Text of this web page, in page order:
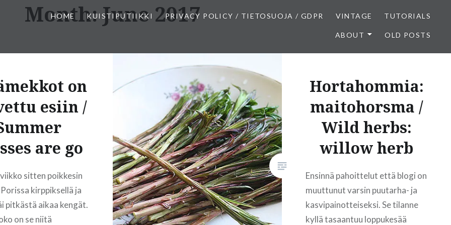
HOME KUISTIPUTIIKKI PRIVACY POLICY / TIETOSUOJA / GDPR VINTAGE TUTORIALS
ABOUT OLD POSTS
Month:June 2017
on
esiin /
are go
sitten poikkesin
kirppiksellä ja
pitkästä aikaa kengät.
on se niitä
Hortahommia:
maitohorsma /
Wild herbs:
willow herb
Ensinnä pahoittelut että blogi on
muuttunut varsin puutarha- ja
kasvipainotteiseksi. Se tilanne
kyllä tasaantuu loppukesää